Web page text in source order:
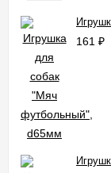
161 ₽